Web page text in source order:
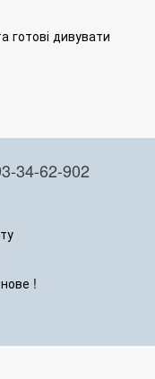
готові дивувати
34-62-902
!